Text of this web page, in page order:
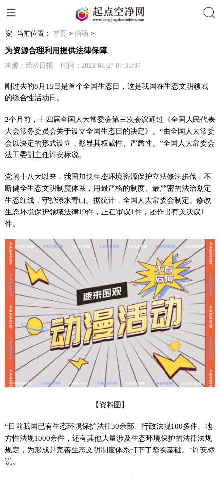
当前位置： 首页 > 商场 >
为资源合理利用提供法律保障
来源：经济日报 时间：2023-08-27 07:35:37
刚过去的8月15日是首个全国生态日，这是我国在生态文明领域
的综合性活动日。
2个月前，十四届全国人大常委会第三次会议通过《全国人民代表
大会常务委员会关于设立全国生态日的决定》。“由全国人大常委
会以决定的形式设立，彰显其权威性、严肃性。”全国人大常委会
法工委副主任许安标说。
党的十八大以来，我国加快生态环境资源保护立法修法步伐，不
断健全生态文明制度体系，用最严格的制度、最严密的法治划定
生态红线，守护绿水青山。据统计，全国人大常委会制定、修改
生态环境保护领域法律19件，正在审议1件，还作出有关决议1
件。
【资料图】
“目前我国已有生态环境保护法律30余部、行政法规100多件、地
方性法规1000余件，还有其他大量涉及生态环境保护的法律法规
规定，为形成并完善生态文明制度体系打下了坚实基础。”许安标
说。